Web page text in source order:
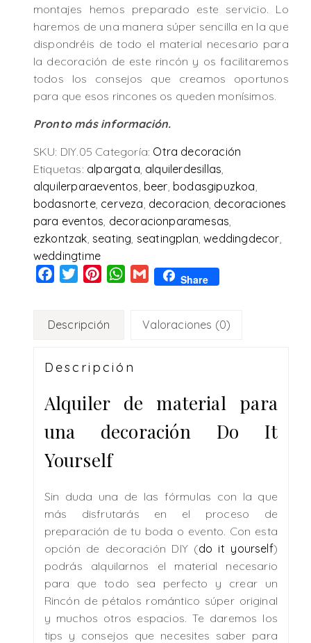
montajes hemos preparado este servicio. Lo
haremos de una manera súper sencilla en la que
dispondréis de todo el material necesario para
la decoración de este rincón y os facilitaremos
todos los consejos que creamos oportunos
para que esos rincones os queden monísimos.
Pronto más información.
SKU: DIY.05 Categoría: Otra decoración
Etiquetas: alpargata, alquilerdesillas,
alquilerparaeventos, beer, bodasgipuzkoa,
bodasnorte, cerveza, decoracion, decoraciones
para eventos, decoracionparamesas,
ezkontzak, seating, seatingplan,weddingdecor,
weddingtime
Facebook
TwitterPinterestWhatsApp
Gmail Share
Descripción Valoraciones (0)
Descripción
Alquiler de material para
una decoración Do It
Yourself
Sin duda una de las fórmulas con la que
más disfrutarás en el proceso de
preparación de tu boda o evento. Con esta
opción de decoración DIY (do it yourself)
podrás alquilarnos el material necesario
para que todo sea perfecto y crear un
Rincón de pétalos romántico súper original
y muchos otros espacios. Te daremos los
tips y consejos que necesites saber para